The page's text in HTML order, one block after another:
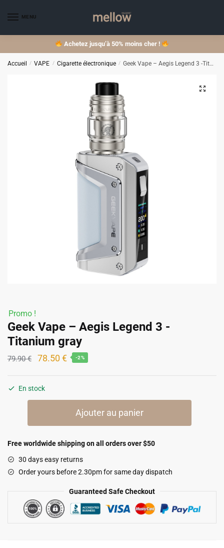
MENU
Achetez jusqu’à 50% moins cher !
Accueil / VAPE / Cigarette électronique / Geek Vape – Aegis Legend 3 -Titanium gray
Promo !
Geek Vape – Aegis Legend 3 -
Titanium gray
79.90€
Le
initial
était :
78.50 €Le
est :
78.50 €.
-2%
En stock
Vape
Aegis
Legend
Titanium
Ajouter au panier
Free worldwide shipping on all orders over $50
30 days easy returns
Order yours before 2.30pm for same day dispatch
Guaranteed Safe Checkout